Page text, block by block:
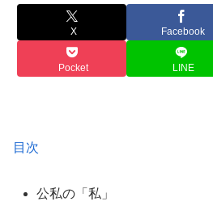
X Facebook
Pocket LINE
目次
公私の「私」